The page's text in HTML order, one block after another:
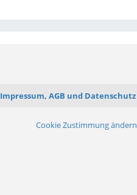
Impressum, AGB und Datenschutz
Cookie Zustimmung ändern